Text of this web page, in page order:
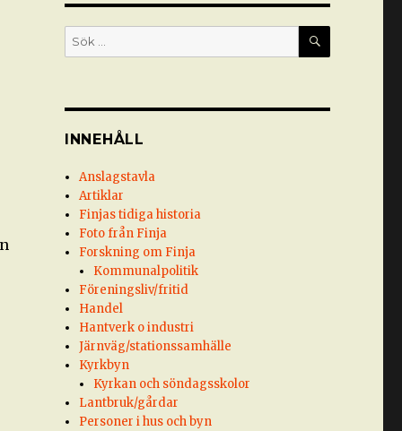
Sök
efter:
SÖK
INNEHÅLL
Anslagstavla
Artiklar
Finjas tidiga historia
Foto från Finja
Forskning om Finja
Kommunalpolitik
Föreningsliv/fritid
Handel
Hantverk o industri
Järnväg/stationssamhälle
Kyrkbyn
Kyrkan och söndagsskolor
Lantbruk/gårdar
Personer i hus och byn